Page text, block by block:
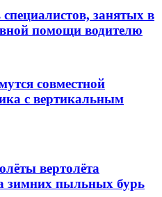
занятых в
помощи водителю
совместной
с вертикальным
вертолёта
зимних пыльных бурь